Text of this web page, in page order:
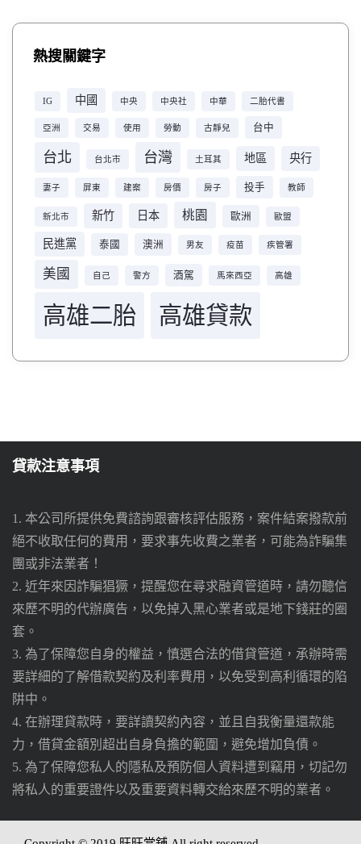
熱搜關鍵字
IG 中國 中央 中央社 中華 二胎代書
亞洲 交易 使用 勞動 古靜兒 台中
台北 台北市 台灣 土耳其 地區 央行
妻子 屏東 建案 房價 房子 投手 教師
新北市 新竹 日本 桃園 歐洲 歐盟
民進黨 泰國 澳洲 男友 疫苗 疾管署
美國 自己 警方 酒駕 馬來西亞 高雄
高雄二胎 高雄貸款
貸款注意事項
1. 本公司所提供免費諮詢跟審核評估服務，案件結案撥款前
絕不收取任何的費用，要求事先收費之業者，可能為詐騙集
團或非法業者！
2. 近年來因詐騙猖獗，提醒您在尋求融資管道時，請勿聽信
來歷不明的代辦廣告，以免掉入黑心業者或是地下錢莊的圈
套。
3. 為了保障您自身的權益，慎選合法的借貸管道，承辦時需
要詳細的了解借款契約及利率費用，以免受到高利循環的陷
阱中。
4. 在辦理貸款時，要詳讀契約內容，並且自我衡量還款能
力，借貸金額別超出自身負擔的範圍，避免增加負債。
5. 為了保障您私人的隱私及預防個人資料遭到竊用，切記勿
將私人的重要證件以及重要資料轉交給來歷不明的業者。